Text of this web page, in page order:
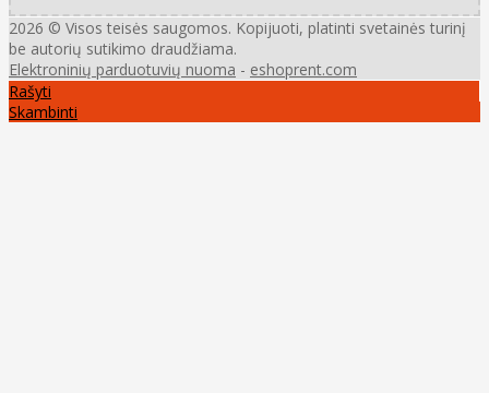
2026 © Visos teisės saugomos. Kopijuoti, platinti svetainės turinį
be autorių sutikimo draudžiama.
Elektroninių parduotuvių nuoma - eshoprent.com
Rašyti
Skambinti